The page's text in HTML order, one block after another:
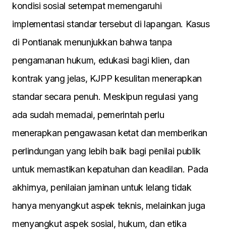
kondisi sosial setempat memengaruhi
implementasi standar tersebut di lapangan. Kasus
di Pontianak menunjukkan bahwa tanpa
pengamanan hukum, edukasi bagi klien, dan
kontrak yang jelas, KJPP kesulitan menerapkan
standar secara penuh. Meskipun regulasi yang
ada sudah memadai, pemerintah perlu
menerapkan pengawasan ketat dan memberikan
perlindungan yang lebih baik bagi penilai publik
untuk memastikan kepatuhan dan keadilan. Pada
akhirnya, penilaian jaminan untuk lelang tidak
hanya menyangkut aspek teknis, melainkan juga
menyangkut aspek sosial, hukum, dan etika